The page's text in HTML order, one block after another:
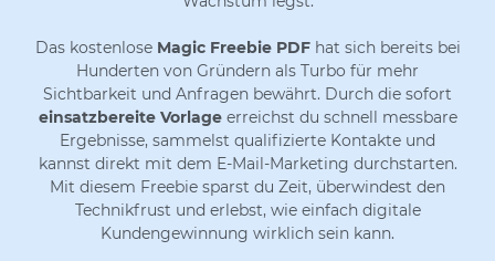
Das kostenlose Magic Freebie PDFhat sich bereits bei
Hunderten von Gründern als Turbo für mehr
Sichtbarkeit und Anfragen bewährt. Durch die sofort
einsatzbereite Vorlageerreichst du schnell messbare
Ergebnisse, sammelst qualifizierte Kontakte und
kannst direkt mit dem E-Mail-Marketing durchstarten.
Mit diesem Freebie sparst du Zeit, überwindest den
Technikfrust und erlebst, wie einfach digitale
Kundengewinnung wirklich sein kann.